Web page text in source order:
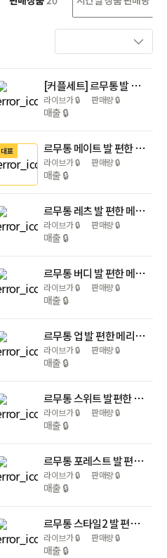
[커플세트] 르무통 발 편한 메리노울 운동화 (2족 이상/교차선택가능)
라이브가🔒 판매량🔒
매출 🔒
대표 르무통 메이트 발 편한 메리노울 운동화
라이브가🔒 판매량🔒
매출 🔒
르무통 레츠 발 편한 메리노울 메리제인 운동화
라이브가🔒 판매량🔒
매출 🔒
르무통 버디 발 편한 메리노울 운동화
라이브가🔒 판매량🔒
매출 🔒
르무통 업 발 편한 메리노울 운동화
라이브가🔒 판매량🔒
매출 🔒
르무통 스위트 발편한 울 플랫 메리제인 슈즈
라이브가🔒 판매량🔒
매출 🔒
르무통 포레스트 발 편한 메리노울 운동화
라이브가🔒 판매량🔒
매출 🔒
르무통 스타일2 발 편한 메리노울 슬립온
라이브가🔒 판매량🔒
매출 🔒